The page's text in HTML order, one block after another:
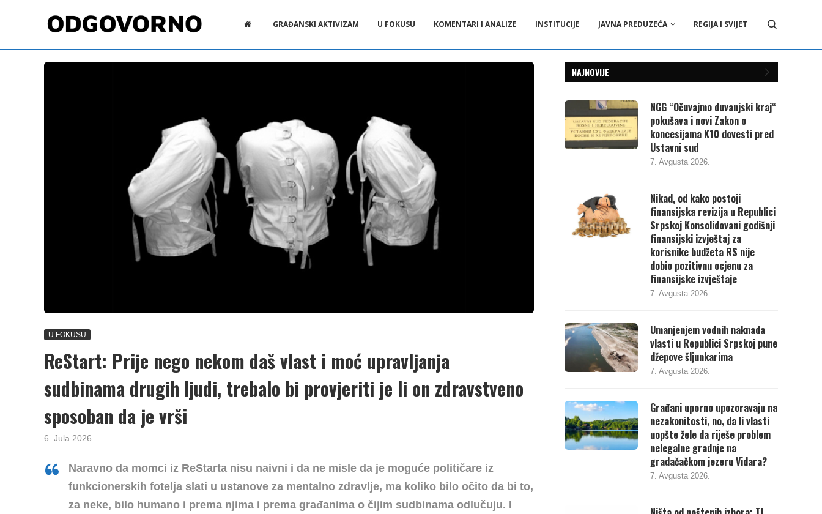
GRAĐANSKI AKTIVIZAM U FOKUSU KOMENTARI I ANALIZE INSTITUCIJE JAVNA PREDUZEĆA REGIJA I SVIJET
U FOKUSU
ReStart: Prije nego nekom daš vlast i moć upravljanja
sudbinama drugih ljudi, trebalo bi provjeriti je li on zdravstveno
sposoban da je vrši
6. Jula 2026.
Naravno da momci iz ReStarta nisu naivni i da ne misle da je moguće političare iz
funkcionerskih fotelja slati u ustanove za mentalno zdravlje, ma koliko bilo očito da bi to,
za neke, bilo humano i prema njima i prema građanima o čijim sudbinama odlučuju. I
NAJNOVIJE
NGG “Očuvajmo duvanjski kraj“
pokušava i novi Zakon o
koncesijama K10 dovesti pred
Ustavni sud
7. Avgusta 2026.
Nikad, od kako postoji
finansijska revizija u Republici
Srpskoj Konsolidovani godišnji
finansijski izvještaj za
korisnike budžeta RS nije
dobio pozitivnu ocjenu za
finansijske izvještaje
7. Avgusta 2026.
Umanjenjem vodnih naknada
vlasti u Republici Srpskoj pune
džepove šljunkarima
7. Avgusta 2026.
Građani uporno upozoravaju na
nezakonitosti, no, da li vlasti
uopšte žele da riješe problem
nelegalne gradnje na
gradačačkom jezeru Vidara?
7. Avgusta 2026.